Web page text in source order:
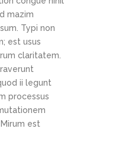
mazim
Typi non
est usus
claritatem.
ii legunt
processus
est